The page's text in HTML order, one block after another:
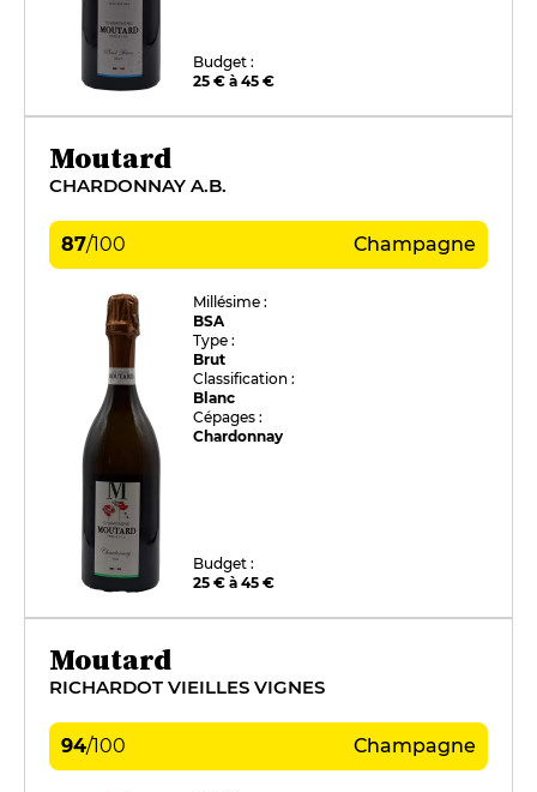
Budget :
25 € à 45 €
Moutard
CHARDONNAY A.B.
87/100 Champagne
Millésime :
BSA
Type :
Brut
Classification :
Blanc
Cépages :
Chardonnay
Budget :
25 € à 45 €
Moutard
RICHARDOT VIEILLES VIGNES
94/100 Champagne